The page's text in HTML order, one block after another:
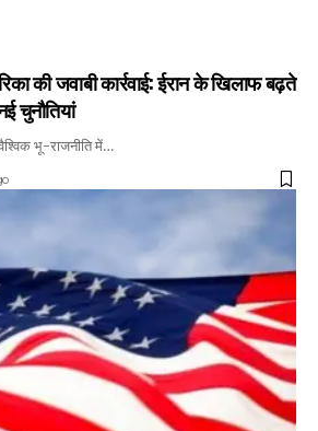
की जवाबी कार्रवाई: ईरान के खिलाफ बढ़ते
चुनौतियां
भू-राजनीति में…